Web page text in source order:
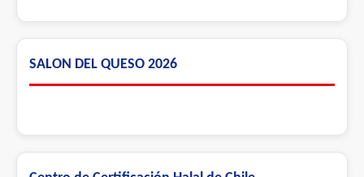
SALON DEL QUESO 2026